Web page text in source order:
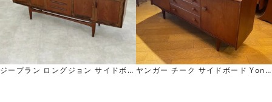
ジープラン ロングジョン サイドボー ヤンガー チーク サイドボード Yong